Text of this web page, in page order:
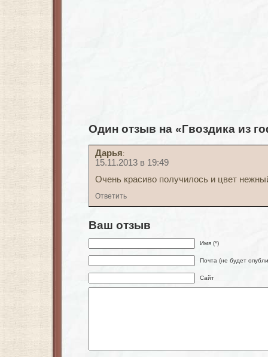
Один отзыв на «Гвоздика из
Дарья:
15.11.2013 в 19:49
Очень красиво получилось и цвет
Ответить
Ваш отзыв
Имя (*)
Почта (не будет
Сайт